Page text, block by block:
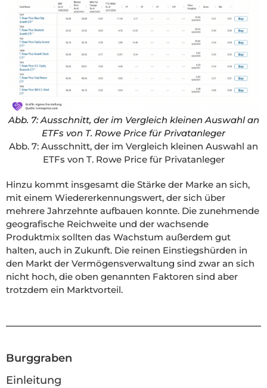
Abb. 7: Ausschnitt, der im Vergleich kleinen Auswahl an
ETFs von T. Rowe Price für Privatanleger
Abb. 7: Ausschnitt, der im Vergleich kleinen Auswahl an
ETFs von T. Rowe Price für Privatanleger
Hinzu kommt insgesamt die Stärke der Marke an sich,
mit einem Wiedererkennungswert, der sich über
mehrere Jahrzehnte aufbauen konnte. Die zunehmende
geografische Reichweite und der wachsende
Produktmix sollten das Wachstum außerdem gut
halten, auch in Zukunft. Die reinen Einstiegshürden in
den Markt der Vermögensverwaltung sind zwar an sich
nicht hoch, die oben genannten Faktoren sind aber
trotzdem ein Marktvorteil.
Burggraben
Einleitung